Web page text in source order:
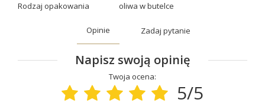
Rodzaj opakowania
oliwa w butelce
Opinie Zadaj pytanie
Napisz swoją opinię
Twoja ocena:
5/5